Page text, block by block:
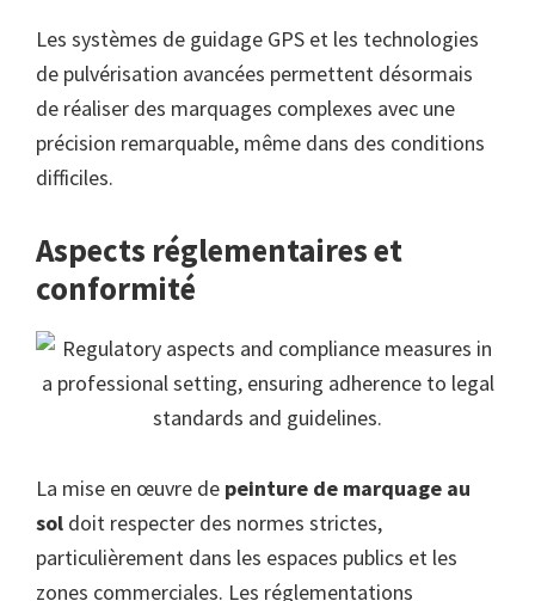
Les systèmes de guidage GPS et les technologies
de pulvérisation avancées permettent désormais
de réaliser des marquages complexes avec une
précision remarquable, même dans des conditions
difficiles.
Aspects réglementaires et
conformité
La mise en œuvre de peinture de marquage au
sol doit respecter des normes strictes,
particulièrement dans les espaces publics et les
zones commerciales. Les réglementations